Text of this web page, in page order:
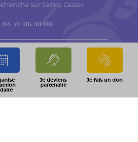
Je deviens
partenaire
Je fais un don
sur Saône Cedex
04 74 06 30 00
?
ESPACE PRESSE
CONTACT